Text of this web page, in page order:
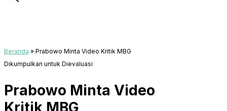
Beranda » Prabowo Minta Video Kritik MBG
Dikumpulkan untuk Dievaluasi
Prabowo Minta Video